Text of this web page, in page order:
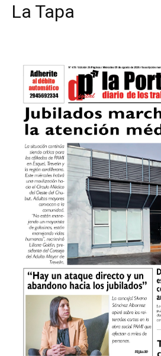
La Tapa